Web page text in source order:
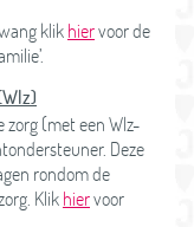
klik hiervoor de
zorg (met een Wlz-
Deze
rondom de
Klik hiervoor